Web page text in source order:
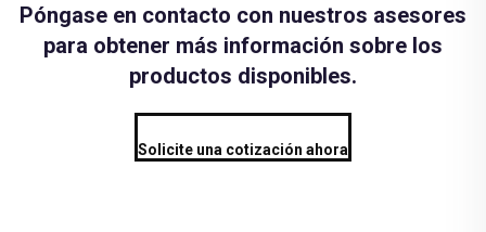
Póngase en contacto con nuestros asesores
para obtener más información sobre los
productos disponibles.
Solicite una cotización ahora